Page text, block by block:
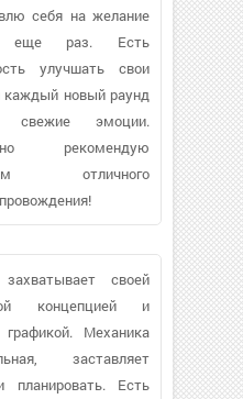
себя на желание
еще раз. Есть
улучшать свои
каждый новый раунд
свежие эмоции.
рекомендую
отличного
своей
концепцией и
графикой. Механика
заставляет
планировать. Есть